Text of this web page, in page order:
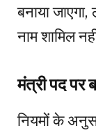
बनाया
नाम शामिल
मंत्री पद पर
नियमों के